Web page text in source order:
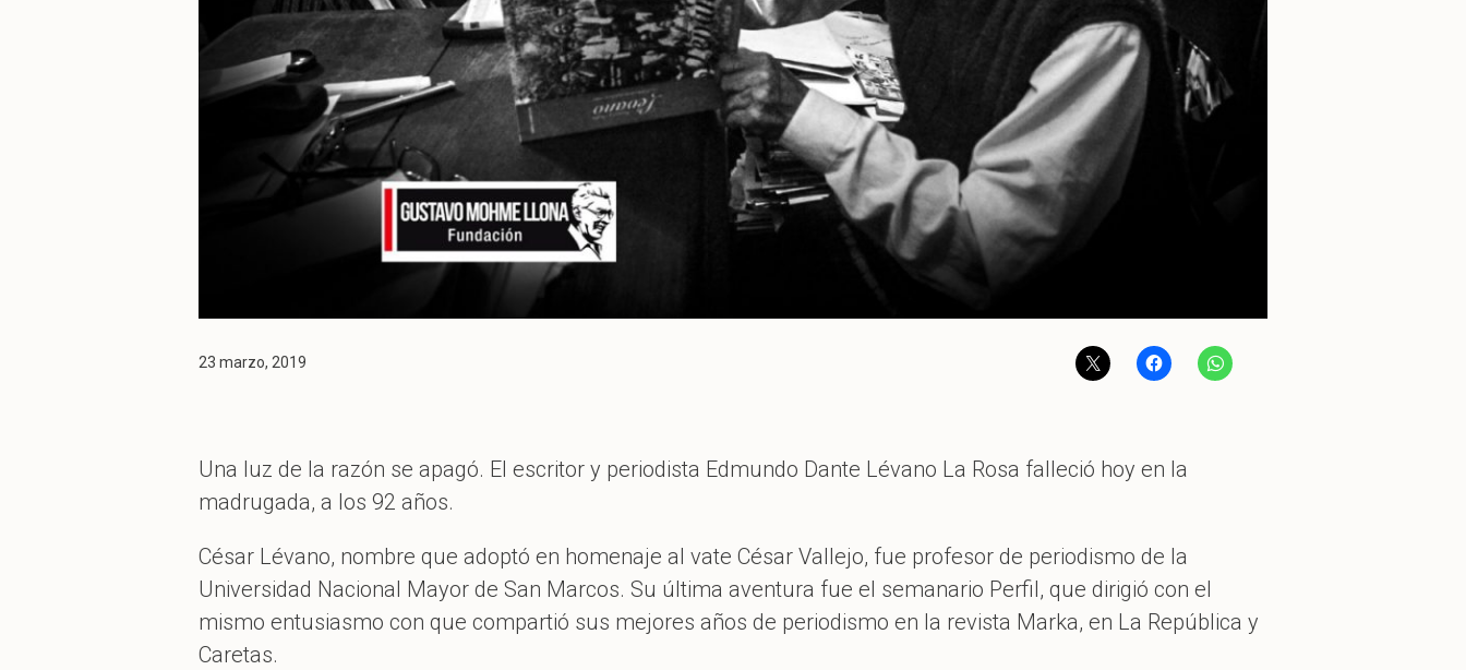
23 marzo, 2019
Una luz de la razón se apagó. El escritor y periodista Edmundo Dante Lévano La Rosa falleció hoy en la
madrugada, a los 92 años.
César Lévano, nombre que adoptó en homenaje al vate César Vallejo, fue profesor de periodismo de la
Universidad Nacional Mayor de San Marcos. Su última aventura fue el semanario Perfil, que dirigió con el
mismo entusiasmo con que compartió sus mejores años de periodismo en la revista Marka, en La República y
Caretas.